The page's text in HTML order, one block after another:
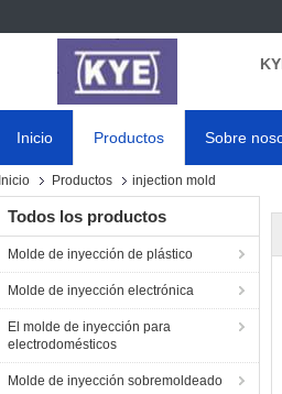
Inicio Productos Sobre
Inicio Productos injection mold
Todos los productos
Molde de inyección de plástico
Molde de inyección electrónica
El molde de inyección para
electrodomésticos
Molde de inyección sobremoldeado